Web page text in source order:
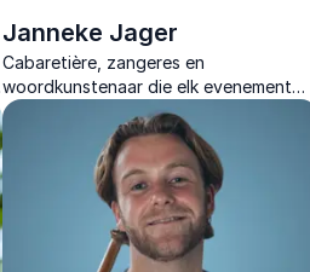
Janneke Jager
Cabaretière, zangeres en
woordkunstenaar die elk evenement
energie en humor geeft.